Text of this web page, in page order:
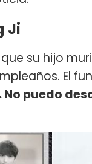
Ji
su hijo
El
No puedo